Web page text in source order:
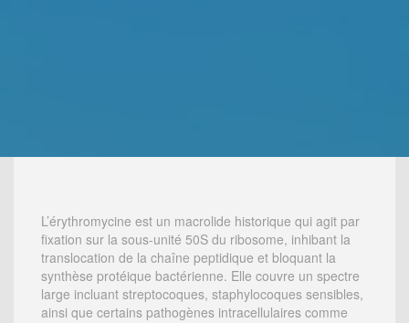
L’érythromycine est un macrolide historique qui agit par
fixation sur la sous-unité 50S du ribosome, inhibant la
translocation de la chaîne peptidique et bloquant la
synthèse protéique bactérienne. Elle couvre un spectre
large incluant streptocoques, staphylocoques sensibles,
ainsi que certains pathogènes intracellulaires comme